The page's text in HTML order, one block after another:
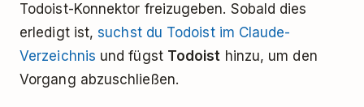
Todoist-Konnektor freizugeben. Sobald dies
erledigt ist,suchst du Todoist im Claude-
Verzeichnis und fügst Todoist hinzu, um den
Vorgang abzuschließen.